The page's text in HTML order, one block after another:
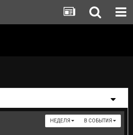
В СОБЫТИЯ
НЕДЕЛЯ